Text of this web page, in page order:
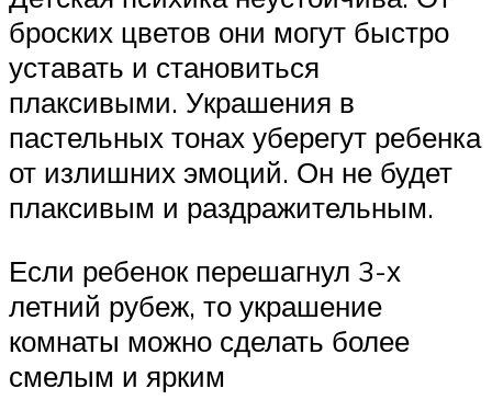
броских цветов они могут быстро
уставать и становиться
плаксивыми. Украшения в
пастельных тонах уберегут ребенка
от излишних эмоций. Он не будет
плаксивым и раздражительным.
Если ребенок перешагнул 3-х
летний рубеж, то украшение
комнаты можно сделать более
смелым и ярким